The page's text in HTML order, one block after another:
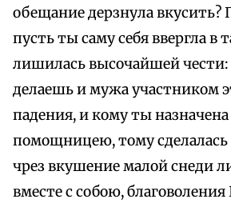
обещание дерзнула вкусить?
пусть ты саму себя ввергла в
лишилась высочайшей
делаешь и мужа участником
падения, и кому ты
помощницею, тому
чрез вкушение малой снеди
вместе с собою,